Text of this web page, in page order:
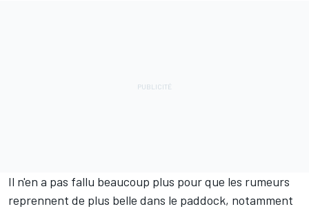
Il n'en a pas fallu beaucoup plus pour que les rumeurs
reprennent de plus belle dans le paddock, notamment